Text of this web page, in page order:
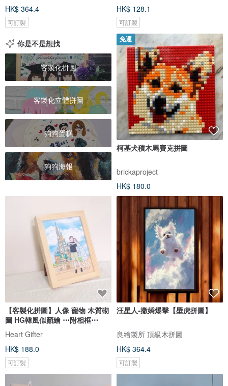
HK$ 364.4
可訂製
HK$ 128.1
可訂製
你是不是想找
客製化拼圖
客製化立體拼圖
狗狗蛋糕
狗狗海報
免運
柯基犬積木馬賽克拼圖
brickaproject
HK$ 180.0
【客製化拼圖】人像 寵物 木質砌
圖 HG韓風似顏繪 ⋯附相框⋯
Heart Gifter
HK$ 188.0
可訂製
汪星人-撒嬌爆擊【壁虎拼圖】
良繪製所 頂級木拼圖
HK$ 364.4
可訂製